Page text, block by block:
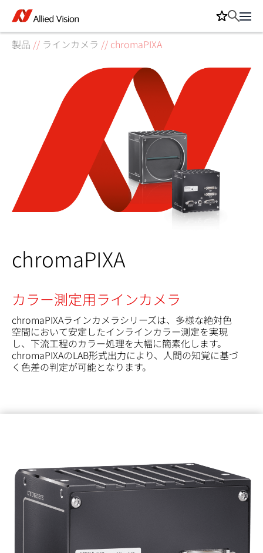
製品 // ラインカメラ // chromaPIXA
chromaPIXA
カラー測定用ラインカメラ
chromaPIXAラインカメラシリーズは、多様な絶対色
空間において安定したインラインカラー測定を実現
し、下流工程のカラー処理を大幅に簡素化します。
chromaPIXAのLAB形式出力により、人間の知覚に基づ
く色差の判定が可能となります。